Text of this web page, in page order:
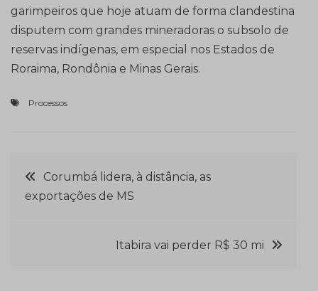
garimpeiros que hoje atuam de forma clandestina
disputem com grandes mineradoras o subsolo de
reservas indígenas, em especial nos Estados de
Roraima, Rondônia e Minas Gerais.
Processos
Navegação
de
Corumbá lidera, à distância, as
exportações de MS
Itabira vai perder R$ 30 mi